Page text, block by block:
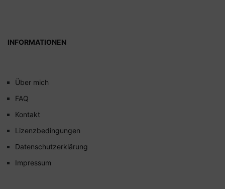
INFORMATIONEN
Über mich
FAQ
Kontakt
Lizenzbedingungen
Datenschutzerklärung
Impressum